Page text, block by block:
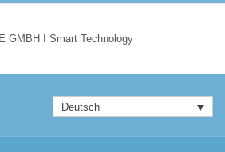
Deutsch